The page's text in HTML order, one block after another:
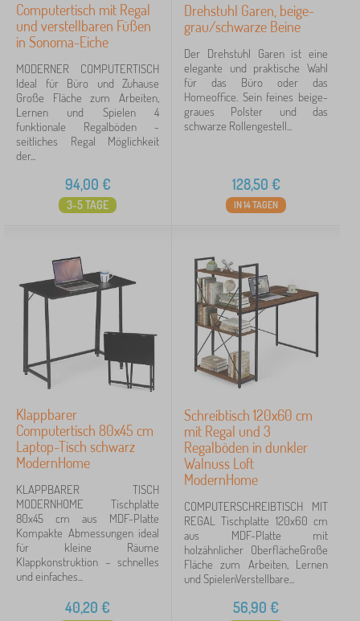
Computertisch mit Regal
und verstellbaren Füßen
in Sonoma-Eiche
MODERNER COMPUTERTISCH
Ideal für Büro und Zuhause
Große Fläche zum Arbeiten,
Lernen und Spielen 4
funktionale Regalböden -
seitliches Regal Möglichkeit
der...
94,00 €
3-5 TAGE
Drehstuhl Garen, beige-
grau/schwarze Beine
Der Drehstuhl Garen ist eine
elegante und praktische Wahl
für das Büro oder das
Homeoffice. Sein feines beige-
graues Polster und das
schwarze Rollengestell...
128,50 €
IN 14 TAGEN
Klappbarer
Computertisch 80x45 cm
Laptop-Tisch schwarz
ModernHome
KLAPPBARER TISCH
MODERNHOME Tischplatte
80x45 cm aus MDF-Platte
Kompakte Abmessungen ideal
für kleine Räume
Klappkonstruktion – schnelles
und einfaches...
40,20 €
Schreibtisch 120x60 cm
mit Regal und 3
Regalböden in dunkler
Walnuss Loft
ModernHome
COMPUTERSCHREIBTISCH MIT
REGAL Tischplatte 120x60 cm
aus MDF-Platte mit
holzähnlicher OberflächeGroße
Fläche zum Arbeiten, Lernen
und SpielenVerstellbare...
56,90 €